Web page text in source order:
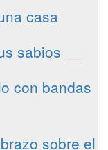
casa
sabios __
con bandas
sobre el